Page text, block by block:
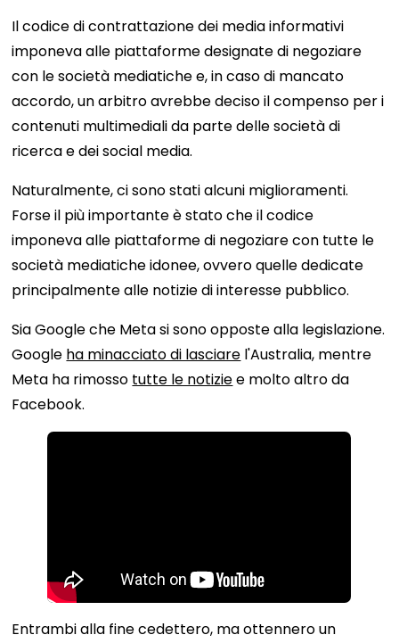
Il codice di contrattazione dei media informativi
imponeva alle piattaforme designate di negoziare
con le società mediatiche e, in caso di mancato
accordo, un arbitro avrebbe deciso il compenso per i
contenuti multimediali da parte delle società di
ricerca e dei social media.
Naturalmente, ci sono stati alcuni miglioramenti.
Forse il più importante è stato che il codice
imponeva alle piattaforme di negoziare con tutte le
società mediatiche idonee, ovvero quelle dedicate
principalmente alle notizie di interesse pubblico.
Sia Google che Meta si sono opposte alla legislazione.
Google ha minacciato di lasciare l'Australia, mentre
Meta ha rimosso tutte le notiziee molto altro da
Facebook.
Entrambi alla fine cedettero, ma ottennero un